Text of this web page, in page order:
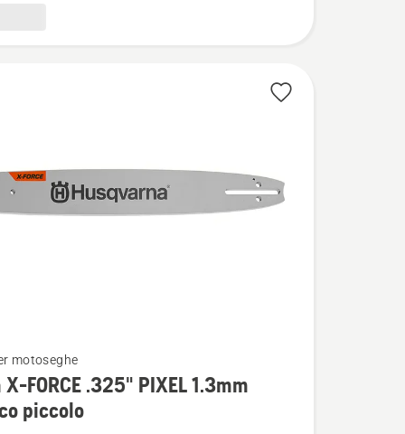
motoseghe
FORCE .325" PIXEL 1.3mm
piccolo